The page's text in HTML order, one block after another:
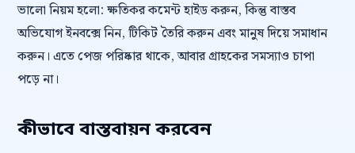
ভালো নিয়ম হলো: ক্ষতিকর কমেন্ট হাইড করুন, কিন্তু বাস্তব
অভিযোগ ইনবক্সে নিন, টিকিট তৈরি করুন এবং মানুষ দিয়ে সমাধান
করুন। এতে পেজ পরিষ্কার থাকে, আবার গ্রাহকের সমস্যাও চাপা
পড়ে না।
কীভাবে বাস্তবায়ন করবেন